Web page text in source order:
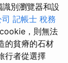
別瀏覽器和設
記帳士 稅務
，則無法
的貧瘠的石材
行者從選擇